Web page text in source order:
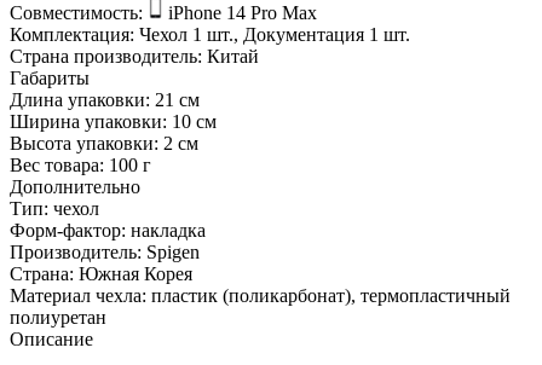
Совместимость:
iPhone 14 Pro Max
Комплектация: Чехол 1 шт., Документация 1 шт.
Страна производитель: Китай
Габариты
Длина упаковки: 21 см
Ширина упаковки: 10 см
Высота упаковки: 2 см
Вес товара: 100 г
Дополнительно
Тип: чехол
Форм-фактор: накладка
Производитель: Spigen
Страна: Южная Корея
Материал чехла: пластик (поликарбонат), термопластичный
полиуретан
Описание